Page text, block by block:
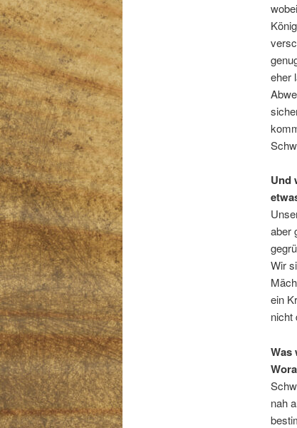
eher
Und
aber
Wir
ein
nicht
Was
nah